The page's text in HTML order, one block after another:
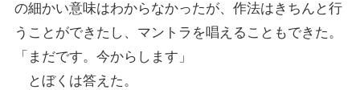
の細かい意味はわからなかったが、作法はきちんと行
うことができたし、マントラを唱えることもできた。
「まだです。今からします」
とぼくは答えた。